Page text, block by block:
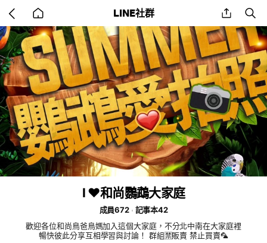
back
to
home
LINE社群 share
I ❤️和尚鸚鵡大家庭
成員672
記事本42
歡迎各位和尚鳥爸鳥媽加入這個大家庭，不分北中南在大家庭裡
暢快彼此分享互相學習與討論！ 群組🈲️販賣 禁止買賣🦜